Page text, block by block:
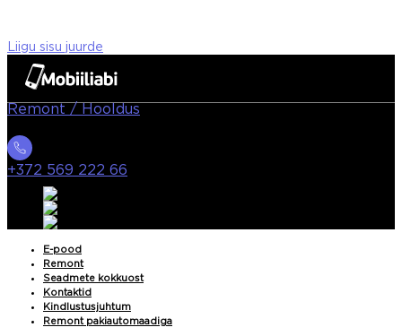
Liigu sisu juurde
Remont / Hooldus
+372 569 222 66
E-pood
Remont
Seadmete kokkuost
Kontaktid
Kindlustusjuhtum
Remont pakiautomaadiga